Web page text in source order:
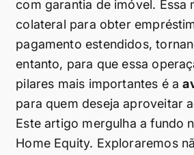
com garantia de imóvel.
colateral para obter
pagamento estendidos,
entanto, para que essa
pilares mais importantes é a
para quem deseja aproveitar
Este artigo mergulha a fundo
Home Equity. Exploraremos